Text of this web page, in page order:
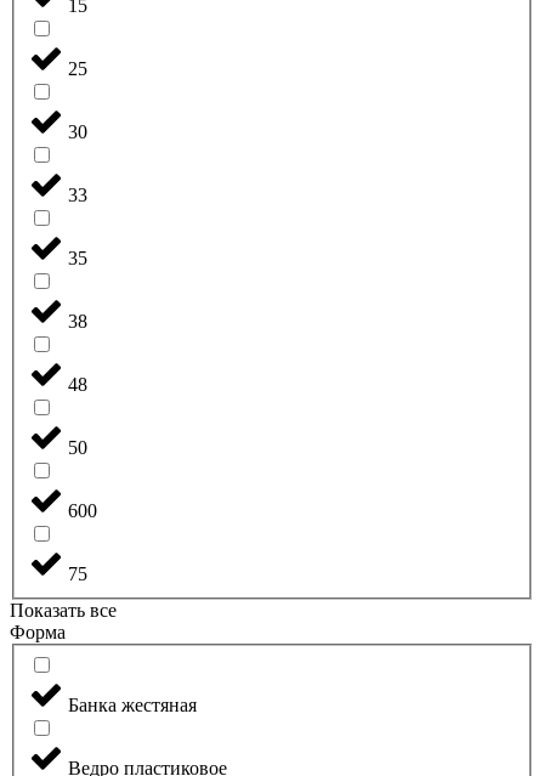
15
25
30
33
35
38
48
50
600
75
Показать все
Форма
Банка жестяная
Ведро пластиковое